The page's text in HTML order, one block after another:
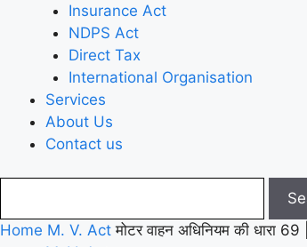
Insurance Act
NDPS Act
Direct Tax
International Organisation
Services
About Us
Contact us
Home M. V. Act मोटर वाहन अधिनियम की